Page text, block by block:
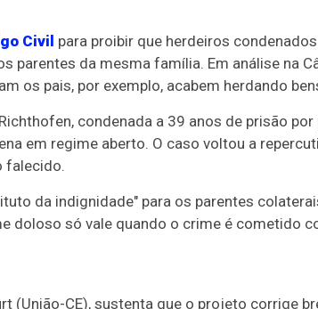
Civil para proibir que herdeiros
parentes da mesma família. Em análise na
os pais, por exemplo, acabem herdando
condenada a 39 anos de prisão
em regime aberto. O caso voltou a
falecido.
da indignidade" para os parentes
doloso só vale quando o crime é cometido
(União-CE), sustenta que o projeto corrige